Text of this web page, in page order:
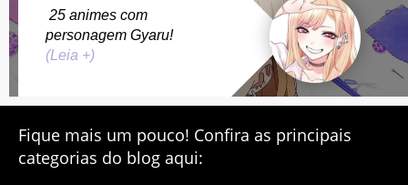
25 animes com
personagem Gyaru!
(Leia +)
Fique mais um pouco! Confira as principais
categorias do blog aqui: